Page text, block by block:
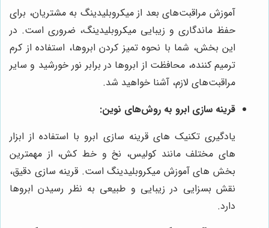
آموزش مراقبت‌های بعد از میکروبلیدینگ به مشتریان، برای
حفظ ماندگاری و زیبایی میکروبلیدینگ، ضروری است. در
این بخش، شما با نحوه تمیز کردن ابروها، استفاده از کرم
ترمیم کننده، محافظت از ابروها در برابر نور خورشید و سایر
مراقبت‌های لازم، آشنا خواهید شد.
قرینه سازی ابرو به روش‌های نوین:
یادگیری تکنیک های قرینه سازی ابرو با استفاده از ابزار
های مختلف مانند کولیس، نخ و خط کش، از مهمترین
بخش های آموزش میکروبلیدینگ است. قرینه سازی دقیق،
نقش بسزایی در زیبایی و طبیعی به نظر رسیدن ابروها
دارد.